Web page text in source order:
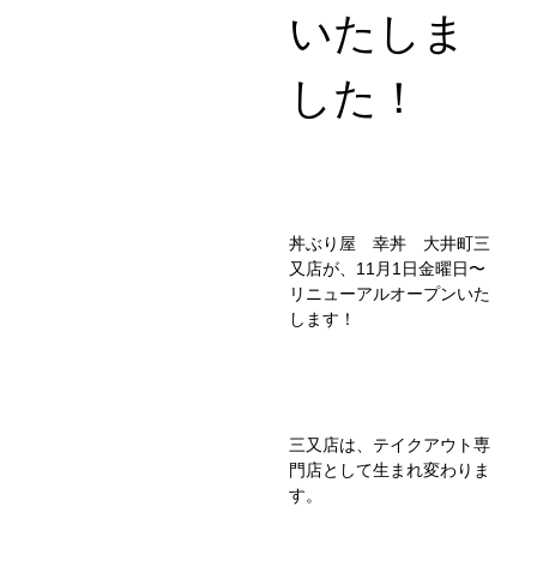
いたしま
した！
丼ぶり屋 幸丼 大井町三
又店が、11月1日金曜日〜
リニューアルオープンいた
します！
三又店は、テイクアウト専
門店として生まれ変わりま
す。